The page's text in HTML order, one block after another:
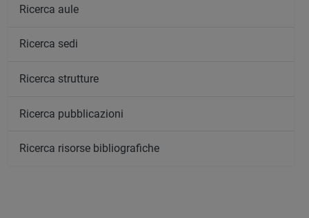
Ricerca aule
Ricerca sedi
Ricerca strutture
Ricerca pubblicazioni
Ricerca risorse bibliografiche